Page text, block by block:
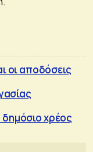
οι αποδόσεις
δημόσιο χρέος